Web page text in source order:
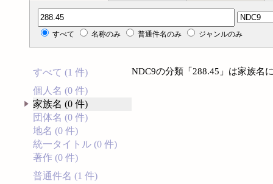
分類記号検索
すべて 名称のみ 普通件名のみ ジャンルのみ
すべて (1 件)
個人名 (0 件)
家族名 (0 件)
団体名 (0 件)
地名 (0 件)
統一タイトル (0 件)
著作 (0 件)
普通件名 (1 件)
NDC9の分類「288.45」は家族名